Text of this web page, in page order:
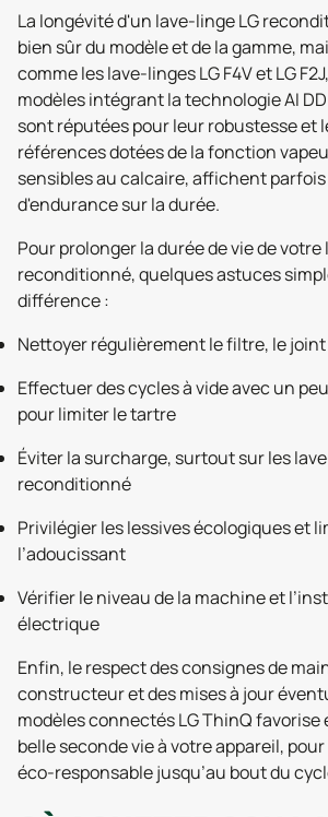
La longévité d'un lave-linge LG
bien sûr du modèle et de la gamme,
comme les lave-linges LG F4V et LG
modèles intégrant la technologie AI DD
sont réputées pour leur robustesse et
références dotées de la fonction
sensibles au calcaire, affichent
d'endurance sur la durée.
Pour prolonger la durée de vie de votre
reconditionné, quelques astuces
différence :
Nettoyer régulièrement le filtre, le
Effectuer des cycles à vide avec un
pour limiter le tartre
Éviter la surcharge, surtout sur les
reconditionné
Privilégier les lessives écologiques et
l’adoucissant
Vérifier le niveau de la machine et
électrique
Enfin, le respect des consignes de
constructeur et des mises à jour
modèles connectés LG ThinQ
belle seconde vie à votre appareil,
éco-responsable jusqu’au bout du